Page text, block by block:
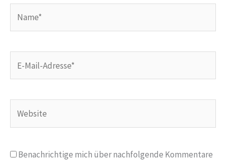
Mail-
Benachrichtige mich über nachfolgende Kommentare